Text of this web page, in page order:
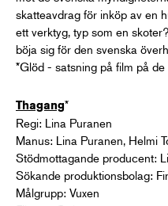
skatteavdrag för inköp av en
ett verktyg, typ som en
böja sig för den svenska
*Glöd - satsning på film på
Thagang*
Regi: Lina Puranen
Manus: Lina Puranen, Helmi
Stödmottagande producent:
Sökande produktionsbolag:
Målgrupp: Vuxen